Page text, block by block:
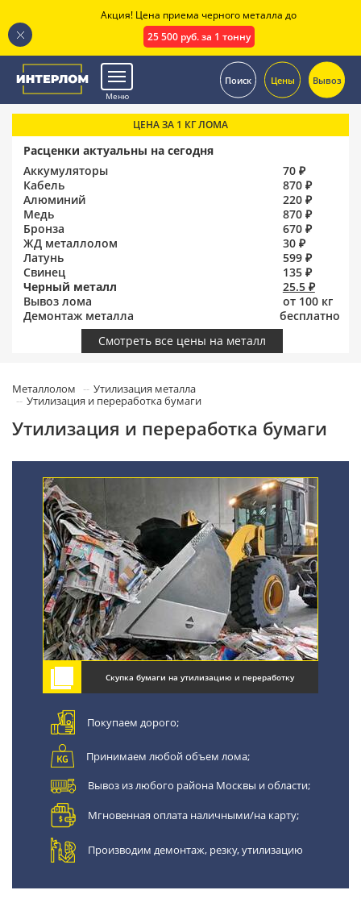
Меню
Поиск Цены Вывоз
ЦЕНА ЗА 1 КГ ЛОМА
Расценки актуальны на сегодня
Аккумуляторы
70 ₽
Кабель
870 ₽
Алюминий
220 ₽
Медь
870 ₽
Бронза
670 ₽
ЖД металлолом
30 ₽
Латунь
599 ₽
Свинец
135 ₽
Черный металл
25.5 ₽
Вывоз лома
от 100 кг
Демонтаж металла
бесплатно
Смотреть все цены на металл
Металлолом
Утилизация металла
Утилизация и переработка бумаги
Утилизация и переработка бумаги
Скупка бумаги на утилизацию и переработку
Покупаем дорого;
Принимаем любой объем лома;
Вывоз из любого района Москвы и области;
Мгновенная оплата наличными/на карту;
Производим демонтаж, резку, утилизацию
Акция! Цена приема черного металла до
25 500 руб. за 1 тонну
.